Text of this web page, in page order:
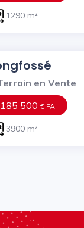
1290 m²
en Vente
185 500€ FAI
3900 m²